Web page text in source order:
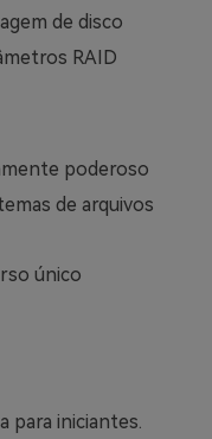
de disco
RAID
poderoso
de arquivos
único
para iniciantes.